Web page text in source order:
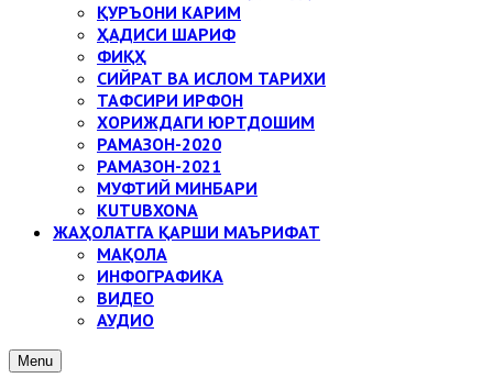
ҚУРЪОНИ КАРИМ
ҲАДИСИ ШАРИФ
ФИҚҲ
СИЙРАТ ВА ИСЛОМ ТАРИХИ
ТАФСИРИ ИРФОН
ХОРИЖДАГИ ЮРТДОШИМ
РАМАЗОН-2020
РАМАЗОН-2021
МУФТИЙ МИНБАРИ
KUTUBXONA
ЖАҲОЛАТГА ҚАРШИ МАЪРИФАТ
МАҚОЛА
ИНФОГРАФИКА
ВИДЕО
АУДИО
Menu